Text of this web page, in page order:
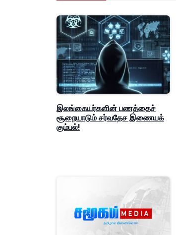
இலங்கையர்களின் பணத்தைச்
சூறையாடும் சர்வதேச இணையக்
கும்பல்!